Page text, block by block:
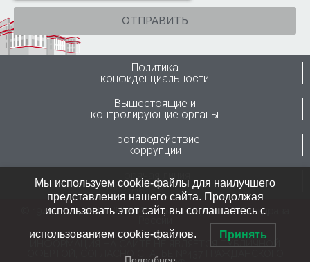
ОТПРАВИТЬ
Политика
конфиденциальности
Вышестоящие и
контролирующие органы
Противодействие
коррупции
Горячая линия
Минздрава России
© 1946-2024 ФГБУ “ННИИТО им. Я.Л.Цивьяна” Минздрава
ИНФОРМАЦИЯ НА САЙТЕ НЕ ЯВЛЯЕТСЯ ПУБЛИЧНОЙ
Мы используем cookie-файлы для наилучшего
представления нашего сайта. Продолжая
использовать этот сайт, вы соглашаетесь с
использованием cookie-файлов. Принять